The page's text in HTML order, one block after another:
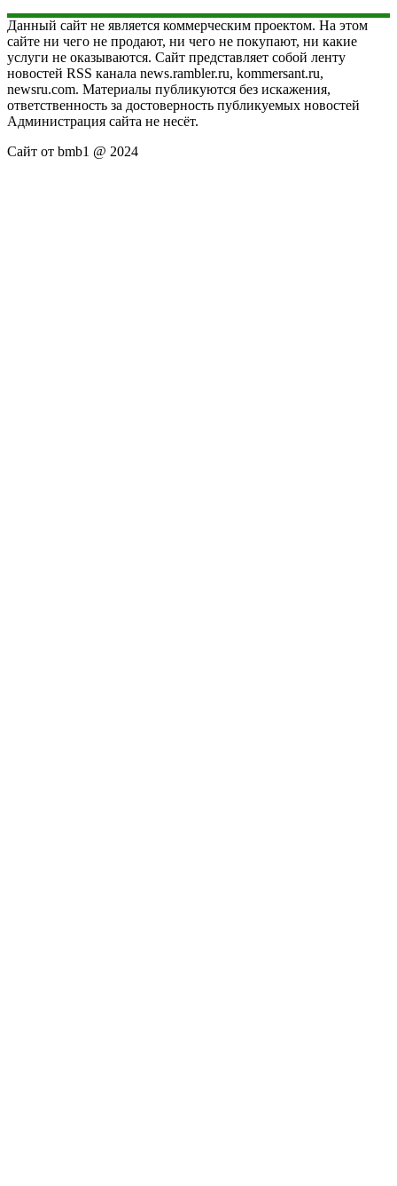
Данный сайт не является коммерческим проектом. На этом
сайте ни чего не продают, ни чего не покупают, ни какие
услуги не оказываются. Сайт представляет собой ленту
новостей RSS канала news.rambler.ru, kommersant.ru,
newsru.com. Материалы публикуются без искажения,
ответственность за достоверность публикуемых новостей
Администрация сайта не несёт.
Сайт от bmb1 @ 2024